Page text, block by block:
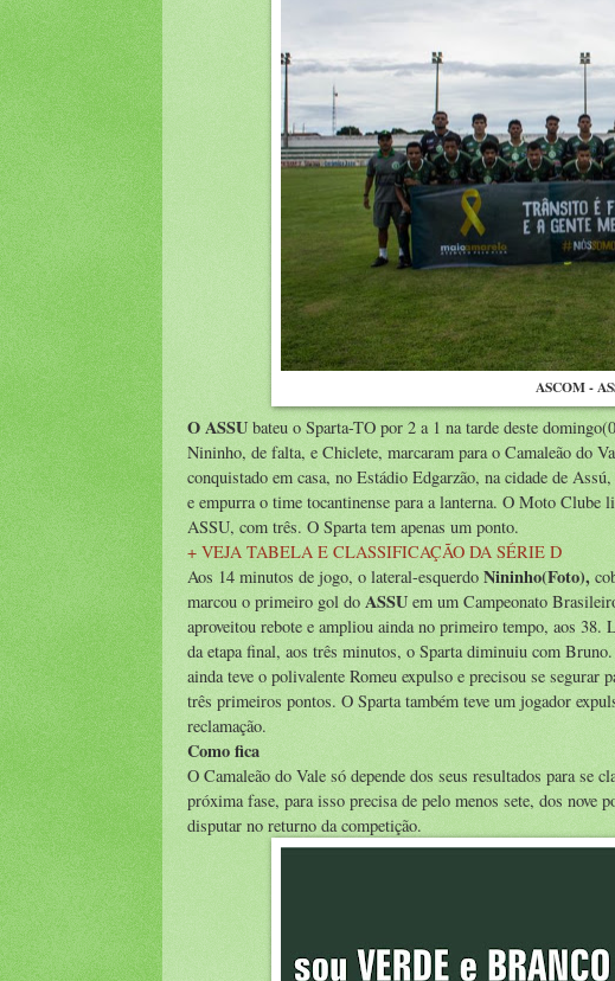
ASCOM -
O ASSU bateu o Sparta-TO por 2 a 1 na tarde deste
Nininho, de falta, e Chiclete, marcaram para o Camaleão do
conquistado em casa, no Estádio Edgarzão, na cidade de
e empurra o time tocantinense para a lanterna. O Moto Clube
ASSU, com três. O Sparta tem apenas um ponto.
+ VEJA TABELA E CLASSIFICAÇÃO DA SÉRIE D
Aos 14 minutos de jogo, o lateral-esquerdo Nininho(Foto),
marcou o primeiro gol do ASSU em um Campeonato
aproveitou rebote e ampliou ainda no primeiro tempo, aos 38.
da etapa final, aos três minutos, o Sparta diminuiu com
ainda teve o polivalente Romeu expulso e precisou se segurar
três primeiros pontos. O Sparta também teve um jogador
reclamação.
Como fica
O Camaleão do Vale só depende dos seus resultados para se
próxima fase, para isso precisa de pelo menos sete, dos nove
disputar no returno da competição.